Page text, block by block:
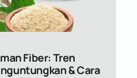
Fiber: Tren
& Cara